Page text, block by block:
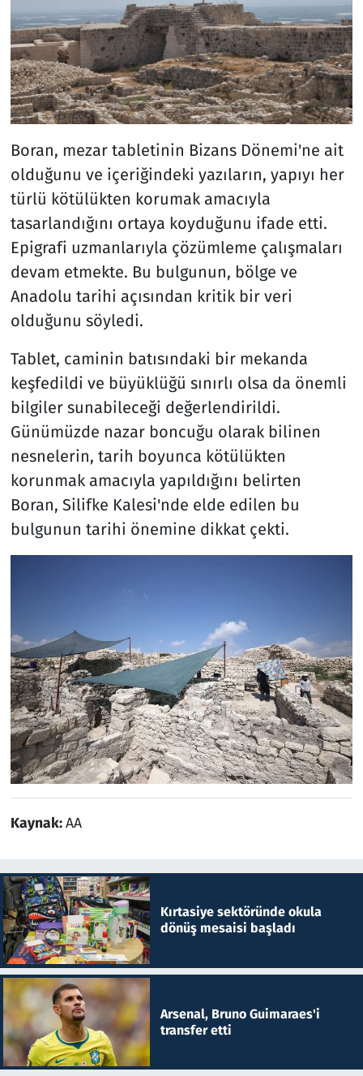
Boran, mezar tabletinin Bizans Dönemi'ne ait
olduğunu ve içeriğindeki yazıların, yapıyı her
türlü kötülükten korumak amacıyla
tasarlandığını ortaya koyduğunu ifade etti.
Epigrafi uzmanlarıyla çözümleme çalışmaları
devam etmekte. Bu bulgunun, bölge ve
Anadolu tarihi açısından kritik bir veri
olduğunu söyledi.
Tablet, caminin batısındaki bir mekanda
keşfedildi ve büyüklüğü sınırlı olsa da önemli
bilgiler sunabileceği değerlendirildi.
Günümüzde nazar boncuğu olarak bilinen
nesnelerin, tarih boyunca kötülükten
korunmak amacıyla yapıldığını belirten
Boran, Silifke Kalesi'nde elde edilen bu
bulgunun tarihi önemine dikkat çekti.
Kaynak:AA
Kırtasiye sektöründe okula
dönüş mesaisi başladı
Arsenal, Bruno Guimaraes'i
transfer etti